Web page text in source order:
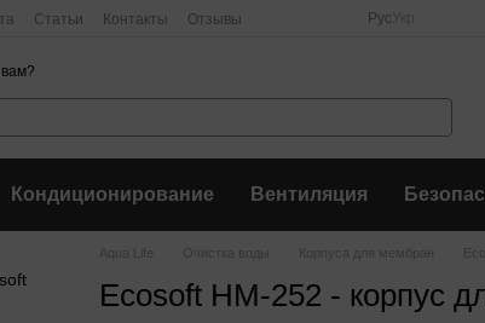
Статьи Контакты Отзывы Рус
Кондиционирование Вентиляция
Aqua Life Очистка воды Корпуса для мембран
Ecosoft HM-252 - корпус